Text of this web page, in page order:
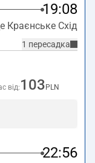
19:08
Краєнське Схід
1 пересадка
від: 103 PLN
22:56